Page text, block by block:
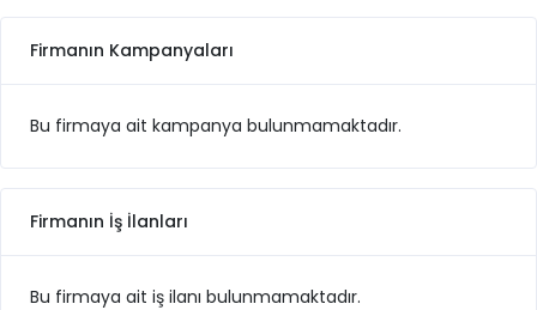
Firmanın Kampanyaları
Bu firmaya ait kampanya bulunmamaktadır.
Firmanın İş İlanları
Bu firmaya ait iş ilanı bulunmamaktadır.